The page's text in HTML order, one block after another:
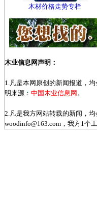
木材价格走势专栏
木业信息网声明：
1.凡是本网原创的新闻报道，
明来源： 中国木业信息网 。
2.凡是我方网站转载的新闻，
woodinfo@163.com，我方1个